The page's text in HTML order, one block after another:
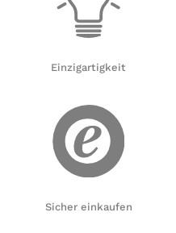
Einzigartigkeit
Sicher einkaufen